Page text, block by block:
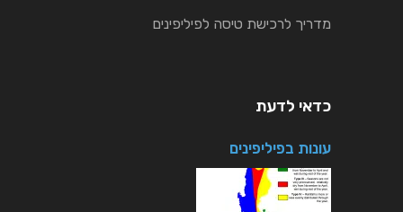
מדריך לרכישת טיסה לפיליפינים
כדאי לדעת
עונות בפיליפינים